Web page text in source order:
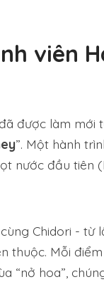
viên
được làm mới
”. Một hành
nước đầu tiên
Chidori - từ
thuộc. Mỗi
“nở hoa”,